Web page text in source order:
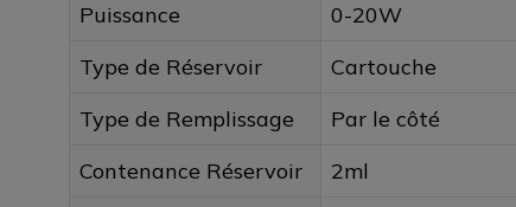
Puissance
0-20W
Type de Réservoir
Cartouche
Type de Remplissage
Par le côté
Contenance Réservoir
2ml